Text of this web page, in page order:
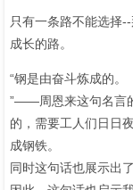
只有一条路不能选择
成长的路。
“钢是由奋斗炼成的。
”——周恩来这句名言
的，需要工人们日日
成钢铁。
同时这句话也展示出